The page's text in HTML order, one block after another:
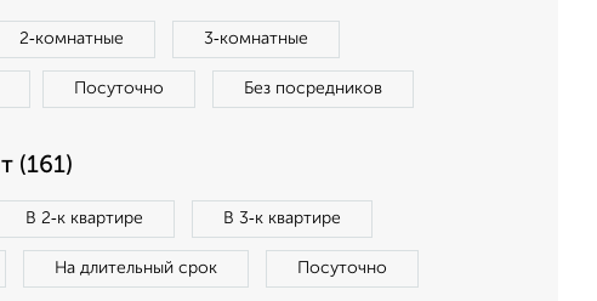
2‑комнатные 3‑комнатные
Посуточно Без посредников
(161)
В 2‑к квартире В 3‑к квартире
На длительный срок Посуточно